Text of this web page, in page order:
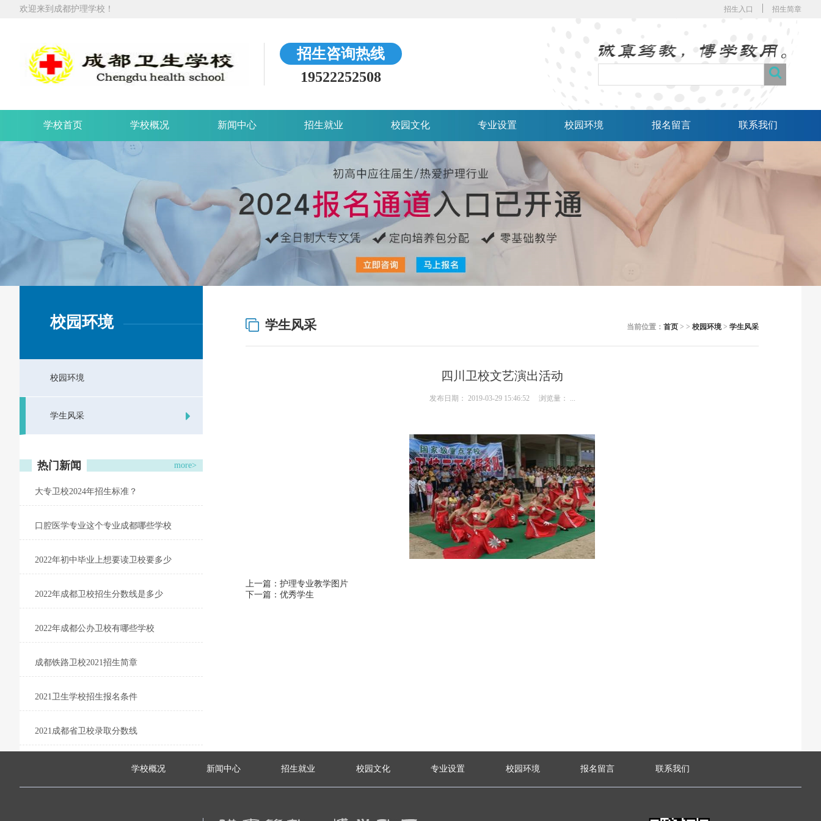
欢迎来到成都护理学校！ 招生入口 招生简章
招生咨询热线
19522252508
学校首页 学校概况 新闻中心 招生就业 校园文化 专业设置 校园环境 报名留言 联系我们
校园环境
校园环境
学生风采
热门新闻 more>
大专卫校2024年招生标准？
口腔医学专业这个专业成都哪些学校
2022年初中毕业上想要读卫校要多少
2022年成都卫校招生分数线是多少
2022年成都公办卫校有哪些学校
成都铁路卫校2021招生简章
2021卫生学校招生报名条件
2021成都省卫校录取分数线
学生风采 当前位置： 首页 > > 校园环境 > 学生风采
四川卫校文艺演出活动
发布日期： 2019-03-29 15:46:52 浏览量： ...
上一篇：护理专业教学图片
下一篇：优秀学生
学校概况 新闻中心 招生就业 校园文化 专业设置 校园环境 报名留言 联系我们